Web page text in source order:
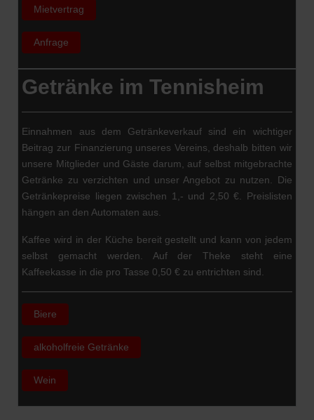
Mietvertrag
Anfrage
Getränke im Tennisheim
Einnahmen aus dem Getränkeverkauf sind ein wichtiger
Beitrag zur Finanzierung unseres Vereins, deshalb bitten wir
unsere Mitglieder und Gäste darum, auf selbst mitgebrachte
Getränke zu verzichten und unser Angebot zu nutzen. Die
Getränkepreise liegen zwischen 1,- und 2,50 €. Preislisten
hängen an den Automaten aus.
Kaffee wird in der Küche bereit gestellt und kann von jedem
selbst gemacht werden. Auf der Theke steht eine
Kaffeekasse in die pro Tasse 0,50 € zu entrichten sind.
Biere
alkoholfreie Getränke
Wein